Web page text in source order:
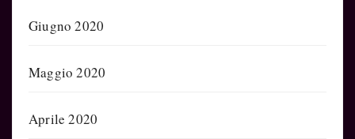
Giugno 2020
Maggio 2020
Aprile 2020